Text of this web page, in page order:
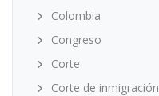
Colombia
Congreso
Corte
Corte de inmigración